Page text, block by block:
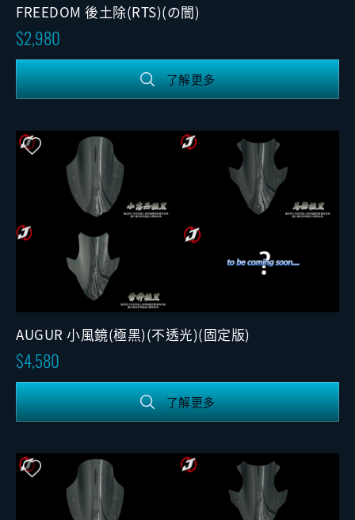
FREEDOM 後土除(RTS)(の闇)
2,980
了解更多
AUGUR 小風鏡(極黑)(不透光)(固定版)
4,580
了解更多